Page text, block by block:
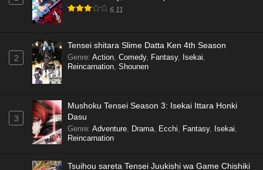
6.11
2
Tensei shitara Slime Datta Ken 4th Season
Genre: Action Comedy, Fantasy, Isekai
Reincarnation Shounen
3
Mushoku Tensei Season 3: Isekai Ittara Honki
Dasu
Genre: Adventure Drama Ecchi Fantasy, Isekai
Reincarnation
Tsuihou sareta Tensei Juukishi wa Game Chishiki